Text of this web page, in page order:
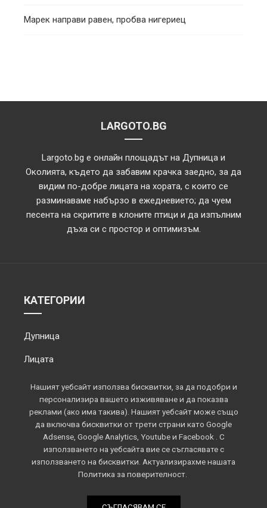
Нашият уебсайт използва бисквитки, за да подобри и
персонализира вашето изживяване и да показва
реклами (ако има такива). Нашият уебсайт може също
да включва бисквитки от трети страни като Google
Adsense, Google Analytics, Youtube и Facebook . С
използването на уебсайта вие се съгласявате с
използването на бисквитки. Актуализирахме нашата
Политика за поверителност.
Марек направи равен, пробва нигериец
LARGOTO.BG
Largoto.bg е онлайн площадът на Дупница и
Околията, където да забавим крачка заедно, за да
видим по-добре лицата на хората, с които се
разминаваме набързо в ежедневието; да чуем
песента на скритите в клоните птици и да изпълним
дъха си с простор и оптимизъм.
КАТЕГОРИИ
Дупница
Лицата
Обектив
Околията
Площадът
Спорт